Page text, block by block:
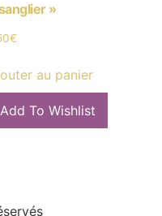
»
€
au panier
Add To Wishlist